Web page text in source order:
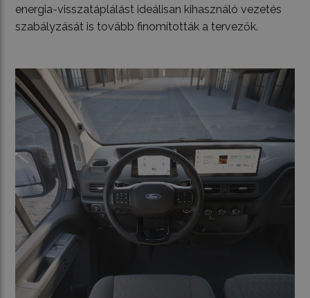
energia-visszatáplálást ideálisan kihasználó vezetés
szabályzását is tovább finomították a tervezők.